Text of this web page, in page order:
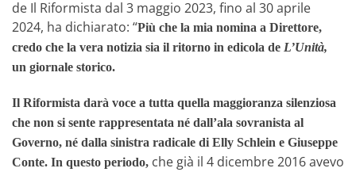
de Il Riformista dal 3 maggio 2023, fino al 30 aprile
2024, ha dichiarato: “Più che la mia nomina a Direttore,
credo che la vera notizia sia il ritorno in edicola de L’Unità,
un giornale storico.
Il Riformista darà voce a tutta quella maggioranza silenziosa
che non si sente rappresentata né dall’ala sovranista al
Governo, né dalla sinistra radicale di Elly Schlein e Giuseppe
Conte. In questo periodo, che già il 4 dicembre 2016 avevo